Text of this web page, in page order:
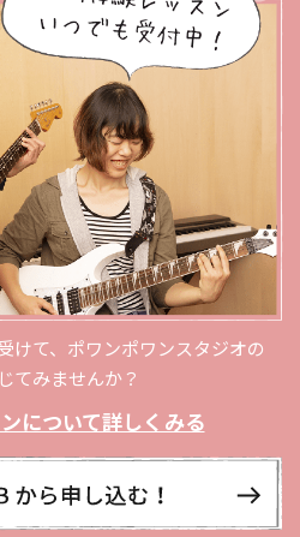
けて、ポワンポワンスタジオの
てみませんか？
について詳しくみる